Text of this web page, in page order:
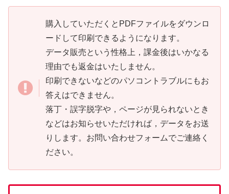
購入していただくとPDFファイルをダウンロ
ードして印刷できるようになります。
データ販売という性格上，課金後はいかなる
理由でも返金はいたしません。
印刷できないなどのパソコントラブルにもお
答えはできません。
落丁・誤字脱字や，ページが見られないとき
などはお知らせいただければ，データをお送
りします。お問い合わせフォームでご連絡く
ださい。